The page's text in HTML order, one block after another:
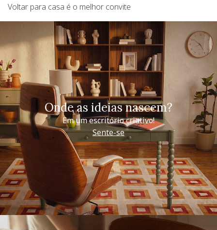
Voltar para casa é o melhor convite
Onde as ideias nascem?
Em um escritório criativo!
Sente-se